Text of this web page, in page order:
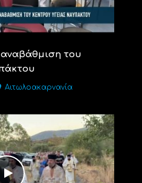
αναβάθμιση του
Αιτωλοακαρνανία